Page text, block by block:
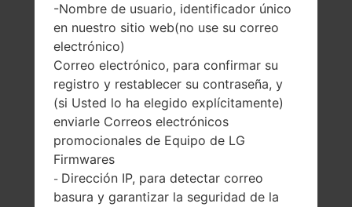
152 gramos (5.36
onzas)
No extraíble Li-Po
3000 mAh
-Nombre de usuario, identificador único
en nuestro sitio web(no use su correo
electrónico)
Correo electrónico, para confirmar su
registro y restablecer su contraseña, y
(si Usted lo ha elegido explícitamente)
enviarle Correos electrónicos
promocionales de Equipo de LG
Firmwares
- Dirección IP, para detectar correo
basura y garantizar la seguridad de la